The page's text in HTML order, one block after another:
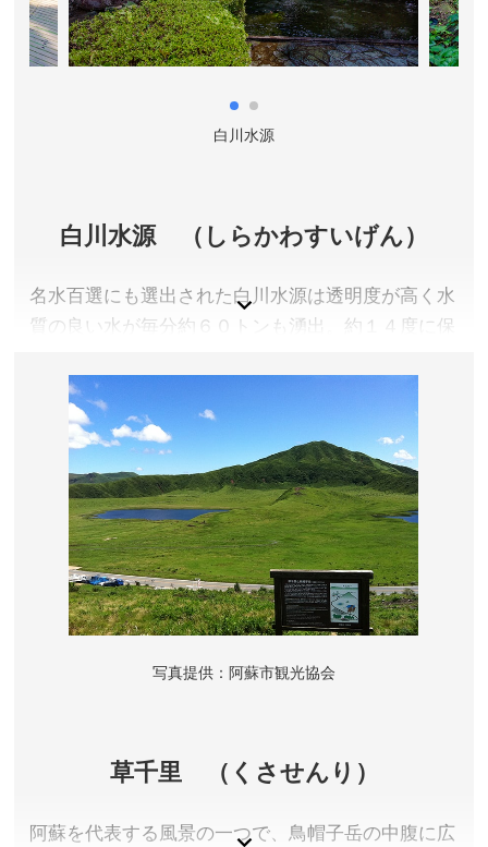
ICから国道57号にて約50分 ※詳しくは公式サイトをご
確認ください
お問い合わせ／0967-34-1600(阿蘇インフォメーショ
白川水源
白川水源 （しらかわすいげん）
名水百選にも選出された白川水源は透明度が高く水
質の良い水が毎分約６０トンも湧出。約１４度に保
熊本県阿蘇郡南阿蘇村
料金／環境保全協力金として、高校生以上100円、中学
生以下無料
営業時間／8:00～18:00(季節変動あり)
定休日／無休
アクセス／南阿蘇鉄道 南阿蘇白川水源駅から徒歩約15
分、熊本ICより車で約50分
所在地／熊本県阿蘇郡南阿蘇村白川2040
お問い合わせ／0967-67-2222(南阿蘇観光案内所)
写真提供：阿蘇市観光協会
草千里 （くさせんり）
阿蘇を代表する風景の一つで、鳥帽子岳の中腹に広